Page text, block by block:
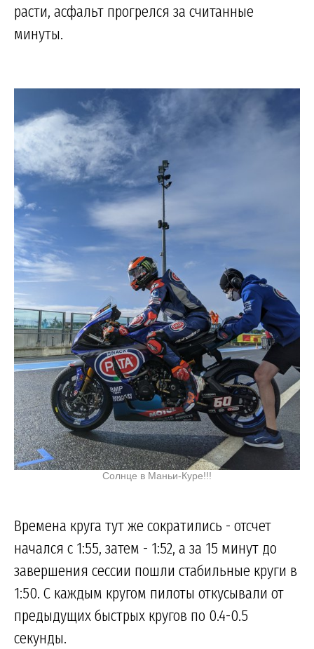
расти, асфальт прогрелся за считанные
минуты.
Солнце в Маньи-Куре!!!
Времена круга тут же сократились - отсчет
начался с 1:55, затем - 1:52, а за 15 минут до
завершения сессии пошли стабильные круги в
1:50. С каждым кругом пилоты откусывали от
предыдущих быстрых кругов по 0.4-0.5
секунды.